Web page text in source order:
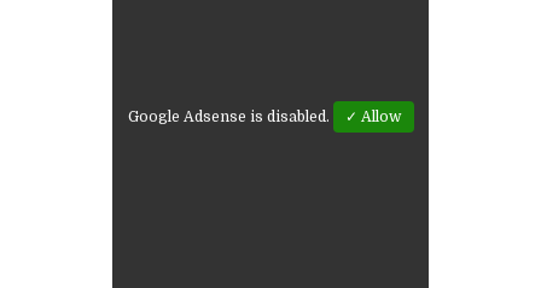
Google Adsense is disabled. ✓ Allow